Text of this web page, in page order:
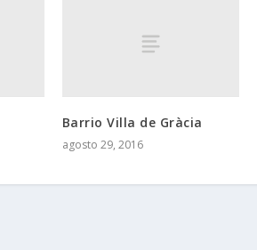
Barrio Villa de Gràcia
agosto 29, 2016